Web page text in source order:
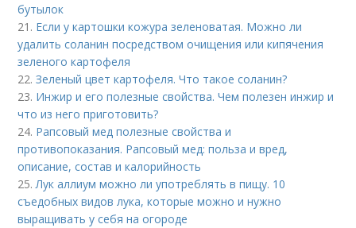
бутылок
21. Если у картошки кожура зеленоватая. Можно ли
удалить соланин посредством очищения или кипячения
зеленого картофеля
22.Зеленый цвет картофеля. Что такое соланин?
23. Инжир и его полезные свойства. Чем полезен инжир и
что из него приготовить?
24. Рапсовый мед полезные свойства и
противопоказания. Рапсовый мед: польза и вред,
описание, состав и калорийность
25.Лук аллиум можно ли употреблять в пищу. 10
съедобных видов лука, которые можно и нужно
выращивать у себя на огороде